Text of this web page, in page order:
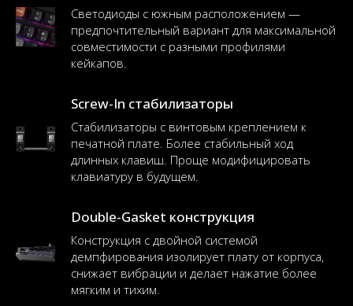
Светодиоды с южным расположением —
предпочтительный вариант для максимальной
совместимости с разными профилями
кейкапов.
Screw-In стабилизаторы
Стабилизаторы с винтовым креплением к
печатной плате. Более стабильный ход
длинных клавиш. Проще модифицировать
клавиатуру в будущем.
Double-Gasket конструкция
Конструкция с двойной системой
демпфирования изолирует плату от корпуса,
снижает вибрации и делает нажатие более
мягким и тихим.